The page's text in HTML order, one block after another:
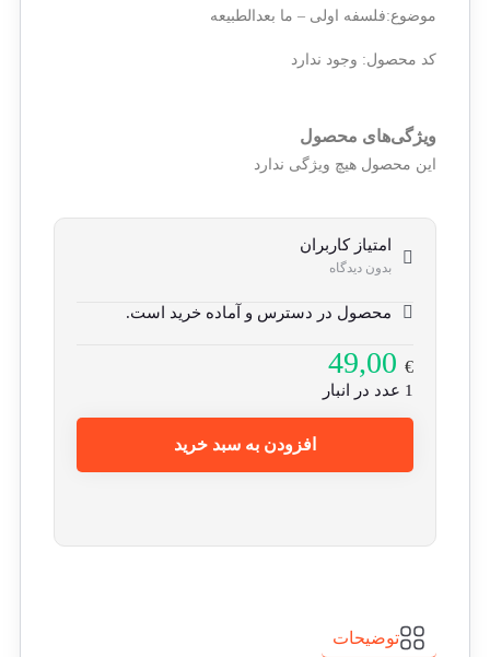
موضوع:فلسفه اولی – ما بعدالطبیعه
کد محصول: وجود ندارد
ویژگی‌های محصول
این محصول هیچ ویژگی ندارد
امتیاز کاربران
بدون دیدگاه
محصول در دسترس و آماده خرید است.
49,00€
1 عدد در انبار
افزودن به سبد خرید
توضیحات